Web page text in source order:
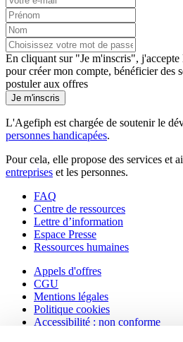
En cliquant sur "Je m'inscris", j'accepte
pour créer mon compte, bénéficier des
postuler aux offres
Je m'inscris
L'Agefiph est chargée de soutenir le
personnes handicapées.
Pour cela, elle propose des services et
entreprises et les personnes.
FAQ
Centre de ressources
Lettre d’information
Espace Presse
Ressources humaines
Appels d'offres
CGU
Mentions légales
Politique cookies
Accessibilité : non conforme